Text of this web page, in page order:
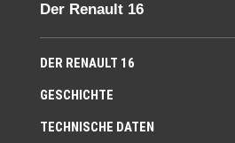
Der Renault 16
DER RENAULT 16
GESCHICHTE
TECHNISCHE DATEN